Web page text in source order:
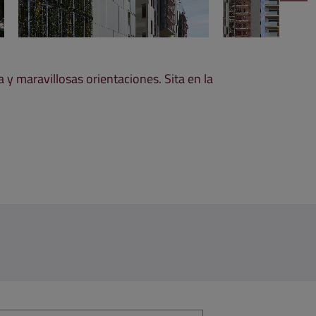
maravillosas orientaciones. Sita en la